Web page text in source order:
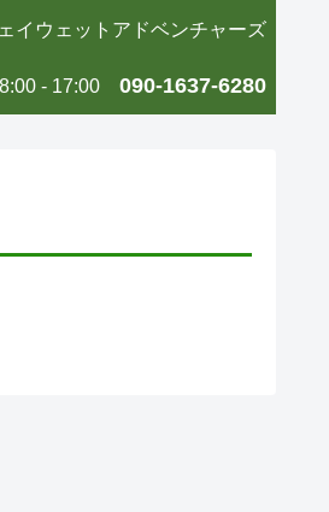
イウェットアドベンチャーズ
- 17:00 090-1637-6280